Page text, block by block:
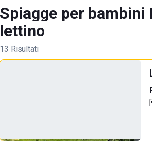
Spiagge per
lettino
13 Risultati